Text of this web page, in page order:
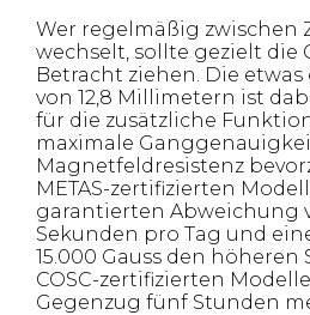
Wer regelmäßig zwischen
wechselt, sollte gezielt die
Betracht ziehen. Die
von 12,8 Millimetern ist
für die zusätzliche
maximale
Magnetfeldresistenz
METAS-zertifizierten
garantierten Abweichung
Sekunden pro Tag und
15.000 Gauss den höheren
COSC-zertifizierten
Gegenzug fünf Stunden